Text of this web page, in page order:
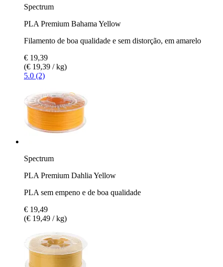
Spectrum
PLA Premium Bahama Yellow
Filamento de boa qualidade e sem distorção, em amarelo
€ 19,39
(€ 19,39 / kg)
5.0 (2)
Spectrum
PLA Premium Dahlia Yellow
PLA sem empeno e de boa qualidade
€ 19,49
(€ 19,49 / kg)